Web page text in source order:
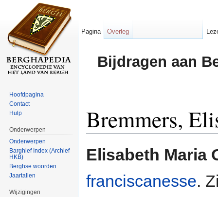
Bijdragen aan
Bremmers,
Elisabeth Maria
franciscanesse.
Pagina Overleg
Hoofdpagina
Contact
Hulp
Onderwerpen
Onderwerpen
Barghief Index (Archief
HKB)
Berghse woorden
Jaartallen
Wijzigingen